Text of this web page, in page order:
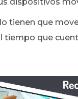
dispositivos
tienen que
tiempo que